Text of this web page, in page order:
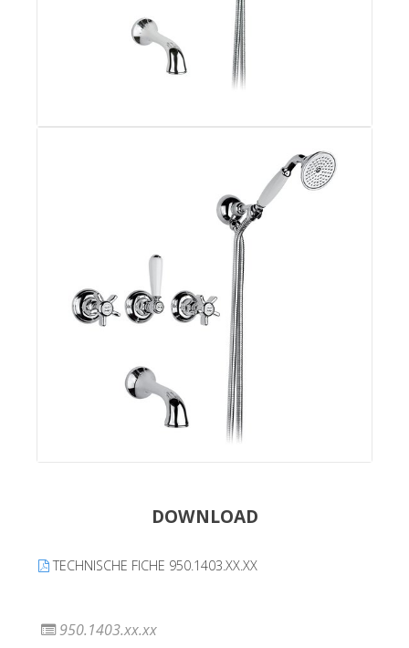
DOWNLOAD
TECHNISCHE FICHE 950.1403.XX.XX
950.1403.xx.xx